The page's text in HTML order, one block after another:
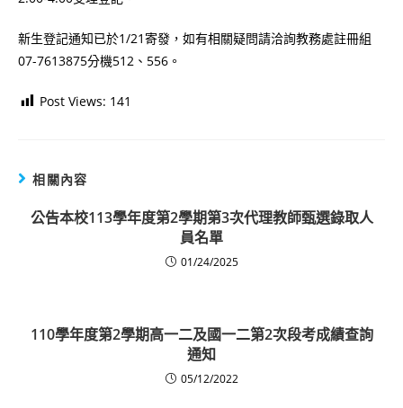
新生登記通知已於1/21寄發，如有相關疑問請洽詢教務處註冊組
07-7613875分機512、556。
Post Views: 141
相關內容
公告本校113學年度第2學期第3次代理教師甄選錄取人
員名單
01/24/2025
110學年度第2學期高一二及國一二第2次段考成績查詢
通知
05/12/2022